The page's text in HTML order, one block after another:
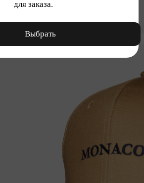
для заказа.
Выбрать